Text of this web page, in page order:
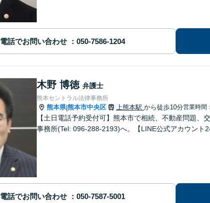
電話でお問い合わせ
木野 博徳 弁護士
熊本セントラル法律事務所
熊本県|熊本市中央区 上熊本駅 から徒歩10分営業時間
【土日電話予約受付可】熊本市で相続、不動産問題
事務所(Tel: 096-288-2193)へ。【LINE公式アカウント
電話でお問い合わせ